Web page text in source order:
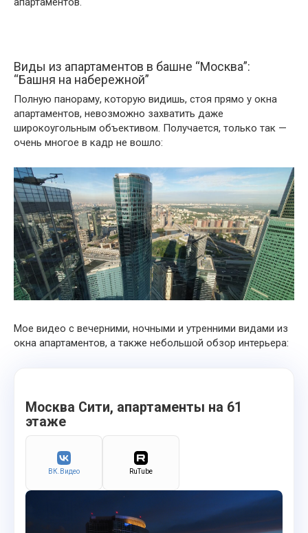
Виды из апартаментов в башне “Москва”:
“Башня на набережной”
Полную панораму, которую видишь, стоя прямо у окна
апартаментов, невозможно захватить даже
широкоугольным объективом. Получается, только так —
очень многое в кадр не вошло:
Мое видео с вечерними, ночными и утренними видами из
окна апартаментов, а также небольшой обзор интерьера:
Москва Сити, апартаменты на 61
этаже
ВК.Видео RuTube